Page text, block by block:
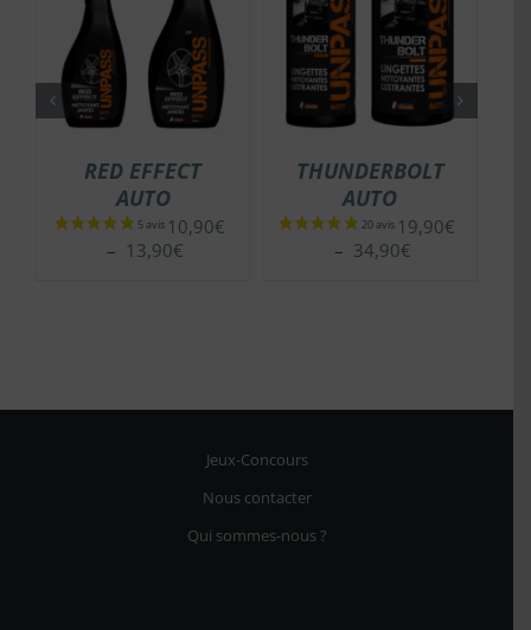
RED EFFECT
AUTO
10,90€
– 13,90€
THUNDERBOLT
AUTO
19,90€
– 34,90€Plage
Jeux-Concours
Nous contacter
Qui sommes-nous ?